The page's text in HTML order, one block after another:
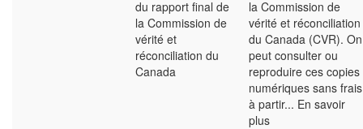
du rapport final de
la Commission de
vérité et
réconciliation du
Canada
la Commission de
vérité et réconciliation
du Canada (CVR). On
peut consulter ou
reproduire ces copies
numériques sans frais
à partir... En savoir
plus